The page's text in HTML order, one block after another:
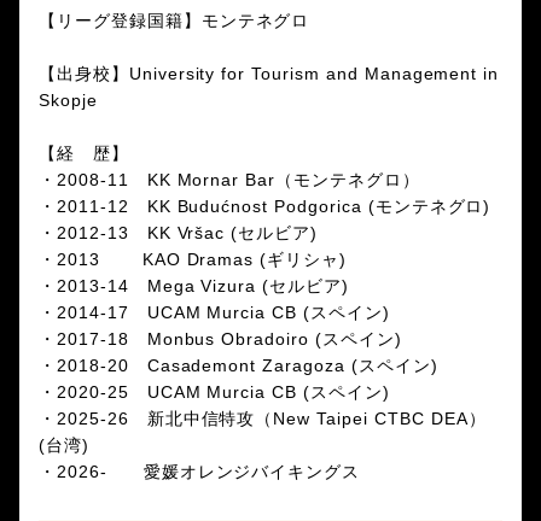
【リーグ登録国籍】モンテネグロ
【出身校】University for Tourism and Management in
Skopje
【経 歴】
・2008-11 KK Mornar Bar（モンテネグロ）
・2011-12 KK Budućnost Podgorica (モンテネグロ)
・2012-13 KK Vršac (セルビア)
・2013 KAO Dramas (ギリシャ)
・2013-14 Mega Vizura (セルビア)
・2014-17 UCAM Murcia CB (スペイン)
・2017-18 Monbus Obradoiro (スペイン)
・2018-20 Casademont Zaragoza (スペイン)
・2020-25 UCAM Murcia CB (スペイン)
・2025-26 新北中信特攻（New Taipei CTBC DEA）
(台湾)
・2026- 愛媛オレンジバイキングス